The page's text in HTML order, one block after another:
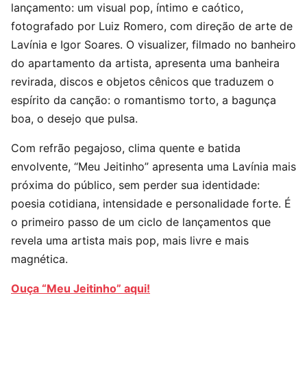
lançamento: um visual pop, íntimo e caótico,
fotografado por Luiz Romero, com direção de arte de
Lavínia e Igor Soares. O visualizer, filmado no banheiro
do apartamento da artista, apresenta uma banheira
revirada, discos e objetos cênicos que traduzem o
espírito da canção: o romantismo torto, a bagunça
boa, o desejo que pulsa.
Com refrão pegajoso, clima quente e batida
envolvente, “Meu Jeitinho” apresenta uma Lavínia mais
próxima do público, sem perder sua identidade:
poesia cotidiana, intensidade e personalidade forte. É
o primeiro passo de um ciclo de lançamentos que
revela uma artista mais pop, mais livre e mais
magnética.
Ouça “Meu Jeitinho” aqui!